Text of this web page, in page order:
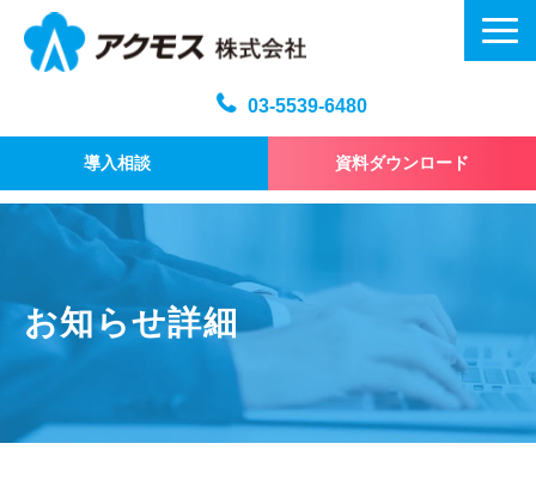
03-5539-6480
導入相談 資料ダウンロード
機能・仕様
プラン・料金
よくある質問
お問い合わせ
お知らせ詳細